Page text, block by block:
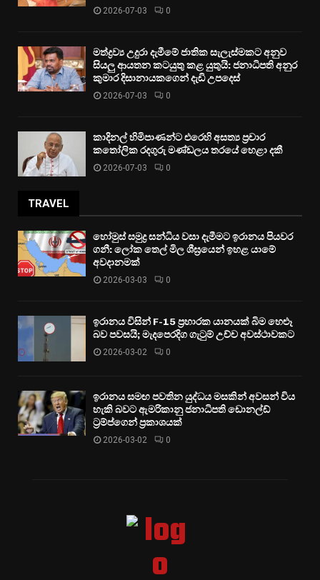
2026-07-03 0
මත්ද්‍රව්‍ය උදුරා දැමීමේ ජාතික සැලැස්මකට අනුව
සියලු ආයතන කටයුතු කළ යුතුයි: ජනාධිපති අනුර
කුමාර දිසානායකගෙන් දැඩි උපදෙස්
2026-07-03 0
කාදිනල් හිමිපාණන්ට එරෙහි අසත්‍ය ප්‍රචාර
කතෝලික රදගුරු මණ්ඩලය තරයේ හෙළා දකී
2026-07-03 0
TRAVEL
හෝමුස් සමුද්‍ර සන්ධිය වසා දැමීමට ඉරානය පියවර
ගනී: ලෝක තෙල් මිල ශීඝ්‍රයෙන් ඉහළ යාමේ
අවදානමක්
2026-03-03 0
ඉරානය විසින් F-15 ප්‍රහාරක යානයක් බිම හෙළූ
බව පවසයි; මැදපෙරදිග ගැටුම් උච්ච අවස්ථාවකට
2026-03-02 0
ඉරානය සමඟ පවතින යුද්ධය මසකින් අවසන් විය
හැකි බවට ඇමරිකානු ජනාධිපති ඩොනල්ඩ්
ට්‍රම්ප්ගෙන් ප්‍රකාශයක්
2026-03-02 0